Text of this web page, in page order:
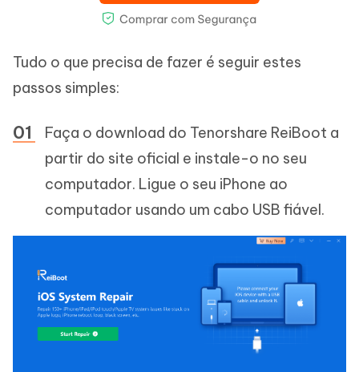
Tudo o que precisa de fazer é seguir estes
passos simples:
Faça o download do Tenorshare ReiBoot a
partir do site oficial e instale-o no seu
computador. Ligue o seu iPhone ao
computador usando um cabo USB fiável.